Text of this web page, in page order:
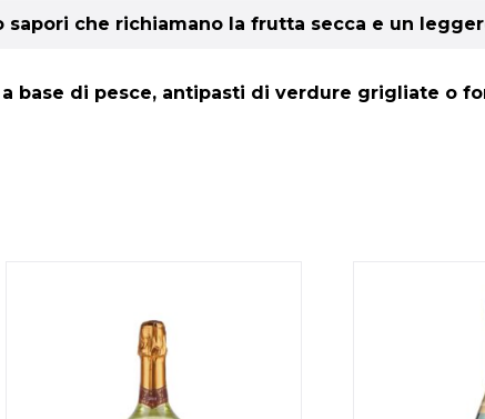
che richiamano la frutta secca e un
base di pesce, antipasti di verdure grigliate o